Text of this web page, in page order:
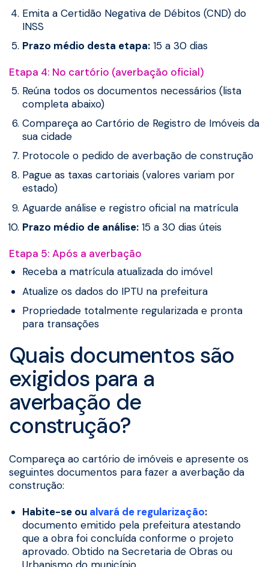
Emita a Certidão Negativa de Débitos (CND) do
INSS
Prazo médio desta etapa: 15 a 30 dias
Etapa 4: No cartório (averbação oficial)
Reúna todos os documentos necessários (lista
completa abaixo)
Compareça ao Cartório de Registro de Imóveis da
sua cidade
Protocole o pedido de averbação de construção
Pague as taxas cartoriais (valores variam por
estado)
Aguarde análise e registro oficial na matrícula
Prazo médio de análise: 15 a 30 dias úteis
Etapa 5: Após a averbação
Receba a matrícula atualizada do imóvel
Atualize os dados do IPTU na prefeitura
Propriedade totalmente regularizada e pronta
para transações
Quais documentos são
exigidos para a
averbação de
construção?
Compareça ao cartório de imóveis e apresente os
seguintes documentos para fazer a averbação da
construção:
Habite-se ou alvará de regularização:
documento emitido pela prefeitura atestando
que a obra foi concluída conforme o projeto
aprovado. Obtido na Secretaria de Obras ou